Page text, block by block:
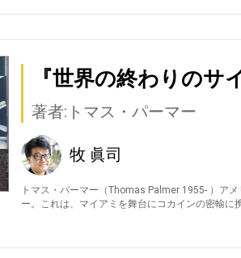
『世界の終わりのサ
著者:トマス・パーマー
牧 眞司
トマス・パーマー（Thomas Palmer 1955- ）ア
ー。これは、マイアミを舞台にコカインの密輸に